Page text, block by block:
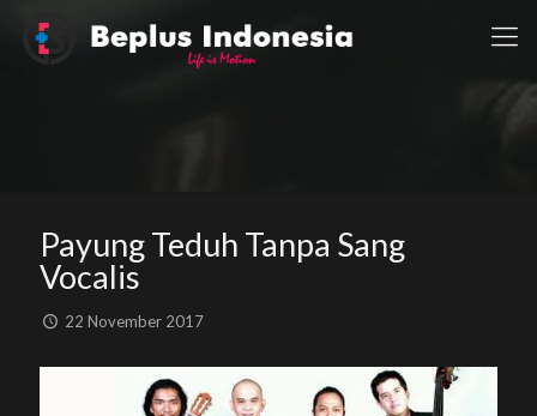
Payung Teduh Tanpa Sang
Vocalis
22 November 2017